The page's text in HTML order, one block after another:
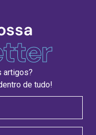
artigos?
de tudo!